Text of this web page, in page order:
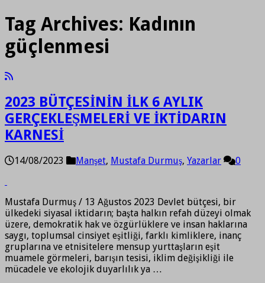
Tag Archives: Kadının
güçlenmesi
2023 BÜTÇESİNİN İLK 6 AYLIK
GERÇEKLEŞMELERİ VE İKTİDARIN
KARNESİ
14/08/2023 Manşet, Mustafa Durmuş, Yazarlar 0
Mustafa Durmuş / 13 Ağustos 2023 Devlet bütçesi, bir
ülkedeki siyasal iktidarın; başta halkın refah düzeyi olmak
üzere, demokratik hak ve özgürlüklere ve insan haklarına
saygı, toplumsal cinsiyet eşitliği, farklı kimliklere, inanç
gruplarına ve etnisitelere mensup yurttaşların eşit
muamele görmeleri, barışın tesisi, iklim değişikliği ile
mücadele ve ekolojik duyarlılık ya …